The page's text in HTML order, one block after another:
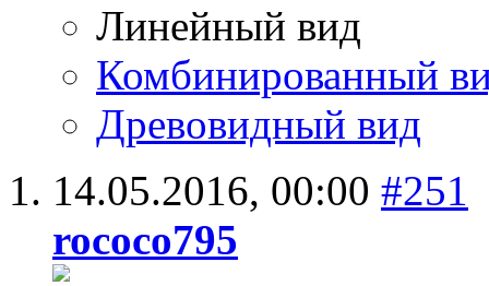
Линейный вид
Комбинированный
Древовидный вид
14.05.2016, 00:00 #251
rococo795